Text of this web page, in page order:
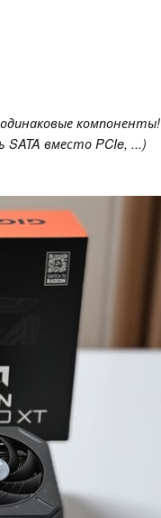
компоненты!
вместо PCIe, ...)